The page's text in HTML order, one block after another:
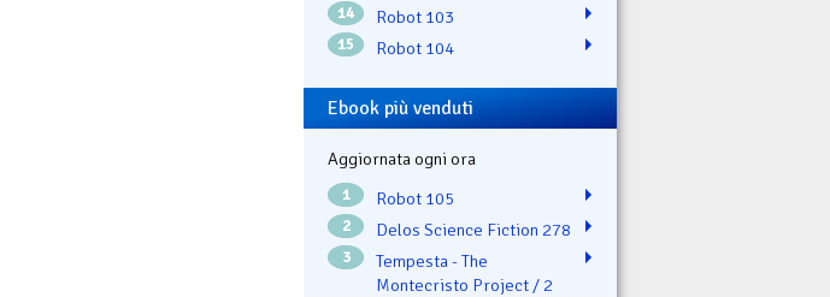
14 Robot 103
15 Robot 104
Ebook più venduti
Aggiornata ogni ora
1 Robot 105
2 Delos Science Fiction 278
3
Tempesta - The
Montecristo Project / 2